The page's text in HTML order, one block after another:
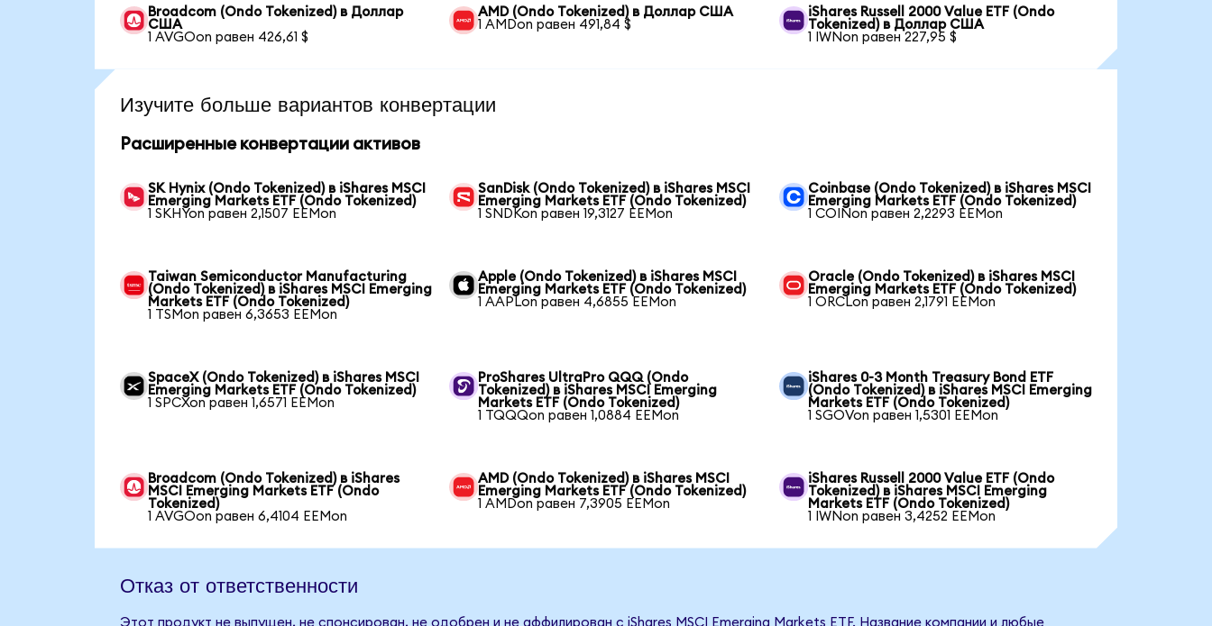
Broadcom (Ondo Tokenized) в Доллар
США
1 AVGOon равен 426,61 $
AMD (Ondo Tokenized) в Доллар США
1 AMDon равен 491,84 $
iShares Russell 2000 Value ETF (Ondo
Tokenized) в Доллар США
1 IWNon равен 227,95 $
Изучите больше вариантов конвертации
Расширенные конвертации активов
SK Hynix (Ondo Tokenized) в iShares MSCI
Emerging Markets ETF (Ondo Tokenized)
1 SKHYon равен 2,1507 EEMon
SanDisk (Ondo Tokenized) в iShares MSCI
Emerging Markets ETF (Ondo Tokenized)
1 SNDKon равен 19,3127 EEMon
Coinbase (Ondo Tokenized) в iShares MSCI
Emerging Markets ETF (Ondo Tokenized)
1 COINon равен 2,2293 EEMon
Taiwan Semiconductor Manufacturing
(Ondo Tokenized) в iShares MSCI Emerging
Markets ETF (Ondo Tokenized)
1 TSMon равен 6,3653 EEMon
Apple (Ondo Tokenized) в iShares MSCI
Emerging Markets ETF (Ondo Tokenized)
1 AAPLon равен 4,6855 EEMon
Oracle (Ondo Tokenized) в iShares MSCI
Emerging Markets ETF (Ondo Tokenized)
1 ORCLon равен 2,1791 EEMon
SpaceX (Ondo Tokenized) в iShares MSCI
Emerging Markets ETF (Ondo Tokenized)
1 SPCXon равен 1,6571 EEMon
ProShares UltraPro QQQ (Ondo
Tokenized) в iShares MSCI Emerging
Markets ETF (Ondo Tokenized)
1 TQQQon равен 1,0884 EEMon
iShares 0-3 Month Treasury Bond ETF
(Ondo Tokenized) в iShares MSCI Emerging
Markets ETF (Ondo Tokenized)
1 SGOVon равен 1,5301 EEMon
Broadcom (Ondo Tokenized) в iShares
MSCI Emerging Markets ETF (Ondo
Tokenized)
1 AVGOon равен 6,4104 EEMon
AMD (Ondo Tokenized) в iShares MSCI
Emerging Markets ETF (Ondo Tokenized)
1 AMDon равен 7,3905 EEMon
iShares Russell 2000 Value ETF (Ondo
Tokenized) в iShares MSCI Emerging
Markets ETF (Ondo Tokenized)
1 IWNon равен 3,4252 EEMon
Отказ от ответственности
Этот продукт не выпущен, не спонсирован, не одобрен и не аффилирован с iShares MSCI Emerging Markets ETF. Название компании и любые